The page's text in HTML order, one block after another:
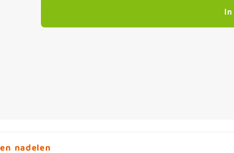
nadelen